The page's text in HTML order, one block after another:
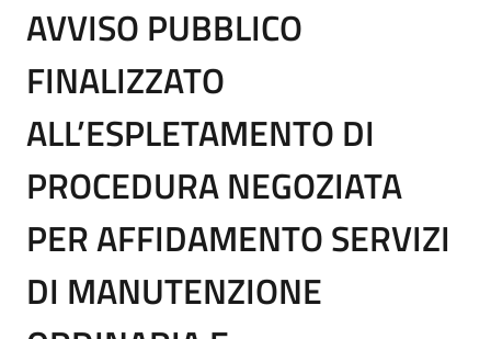
AVVISO PUBBLICO
FINALIZZATO
ALL’ESPLETAMENTO DI
PROCEDURA NEGOZIATA
PER AFFIDAMENTO SERVIZI
DI MANUTENZIONE